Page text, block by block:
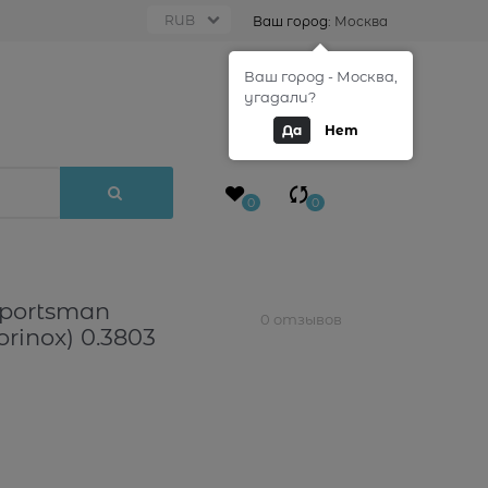
Ваш город: Москва
0
0 0
0.3803
0 отзывов
Ваш город - Москва,
угадали?
Да Нет